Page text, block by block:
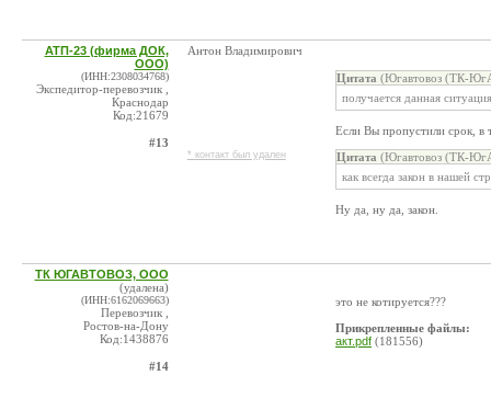
АТП-23 (фирма ДОК,
ООО)
(ИНН:2308034768)
Экспедитор-перевозчик ,
Краснодар
Код:21679
#13
Антон Владимирович
* контакт был удален
Цитата (Югавтовоз (ТК-
получается данная
Если Вы пропустили срок, в
Цитата (Югавтовоз (ТК-
как всегда закон в нашей
Ну да, ну да, закон.
ТК ЮГАВТОВОЗ, ООО
(удалена)
(ИНН:6162069663)
Перевозчик ,
Ростов-на-Дону
Код:1438876
#14
это не котируется???
Прикрепленные файлы:
акт.pdf (181556)